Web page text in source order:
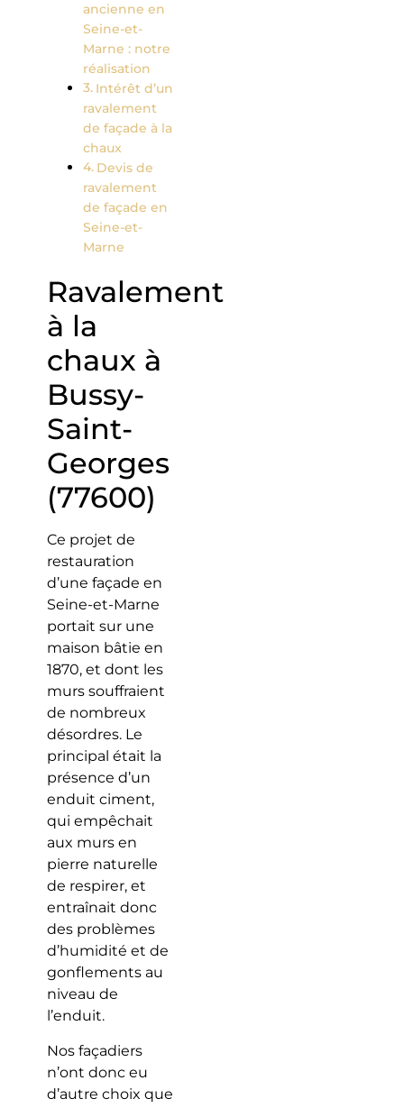
ancienne en
Seine-et-
Marne : notre
réalisation
Intérêt d’un
ravalement
de façade à la
chaux
Devis de
ravalement
de façade en
Seine-et-
Marne
Ravalement
à la
chaux à
Bussy-
Saint-
Georges
(77600)
Ce projet de
restauration
d’une façade en
Seine-et-Marne
portait sur une
maison bâtie en
1870, et dont les
murs souffraient
de nombreux
désordres. Le
principal était la
présence d’un
enduit ciment,
qui empêchait
aux murs en
pierre naturelle
de respirer, et
entraînait donc
des problèmes
d’humidité et de
gonflements au
niveau de
l’enduit.
Nos façadiers
n’ont donc eu
d’autre choix que